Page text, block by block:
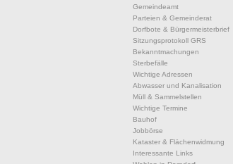
Gemeindeamt
Parteien & Gemeinderat
Dorfbote & Bürgermeisterbrief
Sitzungsprotokoll GRS
Bekanntmachungen
Sterbefälle
Wichtige Adressen
Abwasser und Kanalisation
Müll & Sammelstellen
Wichtige Termine
Bauhof
Jobbörse
Kataster & Flächenwidmung
Interessante Links